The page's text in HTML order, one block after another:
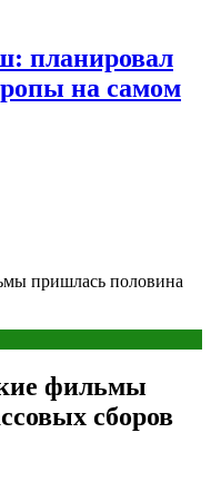
планировал
на самом
пришлась половина
фильмы
сборов